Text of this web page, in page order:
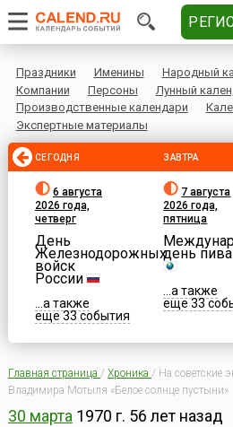
Праздники Именины Народный
Компании
Персоны
Лунный
Производственные календари
Экспертные материалы
СЕГОДНЯ
6 августа
2026 года,
четверг
День
Железнодорожных
войск
России
...а также
еще 33 события
ЗАВТРА
7 августа
2026 года,
пятница
день пива
...а также
еще 33
Главная страница / Хроника / На
Владимира Мотыля «Белое солнце пустыни»
30 марта 1970 г. 56 лет назад